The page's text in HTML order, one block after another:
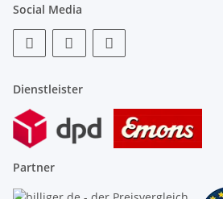
Social Media
Dienstleister
Partner